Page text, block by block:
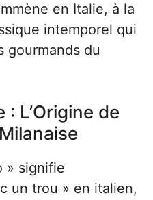
en Italie, à la
intemporel qui
du
: L’Origine de
» signifie
un trou » en italien,